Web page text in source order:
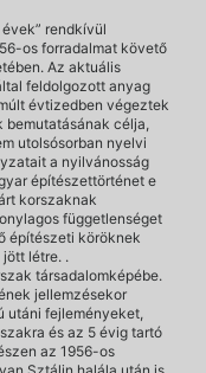
rendkívül
os forradalmat követő
Az aktuális
feldolgozott anyag
évtizedben végeztek
bemutatásának célja,
utolsósorban nyelvi
a nyilvánosság
építészettörténet e
korszaknak
függetlenséget
építészeti köröknek
létre. .
társadalomképébe.
jellemzésekor
utáni fejleményeket,
és az 5 évig tartó
az 1956-os